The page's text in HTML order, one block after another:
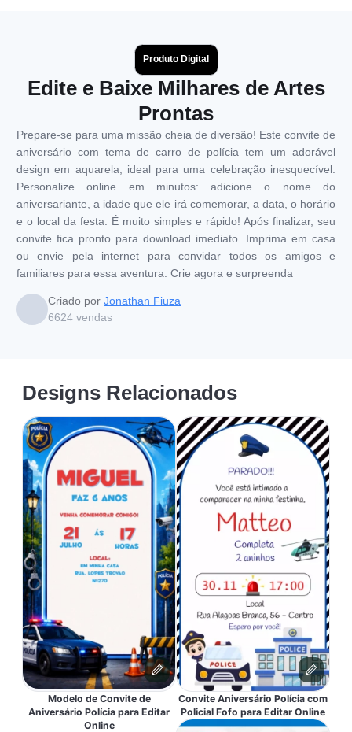
Produto Digital
Edite e Baixe Milhares de Artes
Prontas
Prepare-se para uma missão cheia de diversão! Este convite de
aniversário com tema de carro de polícia tem um adorável
design em aquarela, ideal para uma celebração inesquecível.
Personalize online em minutos: adicione o nome do
aniversariante, a idade que ele irá comemorar, a data, o horário
e o local da festa. É muito simples e rápido! Após finalizar, seu
convite fica pronto para download imediato. Imprima em casa
ou envie pela internet para convidar todos os amigos e
familiares para essa aventura. Crie agora e surpreenda
Criado por Jonathan Fiuza
6624 vendas
Designs Relacionados
Modelo de Convite de
Aniversário Polícia para Editar
Online
Convite Aniversário Polícia com
Policial Fofo para Editar Online